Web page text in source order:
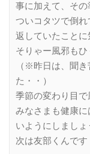
事に加えて、そ
ついコタツで倒
返していたことに
そりゃー風邪もひ
（※昨日は、聞
た・・）
季節の変わり目で
みなさまも健康
いようにしましょ
次は友部くんです